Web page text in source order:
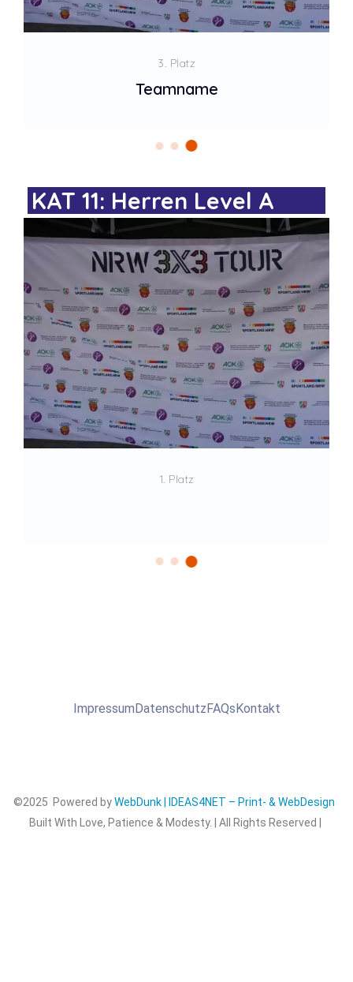
3. Platz
Teamname
KAT 11: Herren Level A
1. Platz
ImpressumDatenschutzFAQsKontakt
©2025 Powered byWebDunk | IDEAS4NET – Print- & WebDesign
Built With Love, Patience & Modesty. | All Rights Reserved |